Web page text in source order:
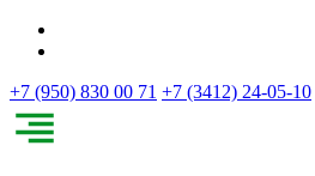
+7 (950) 830 00 71 +7 (3412) 24-05-10